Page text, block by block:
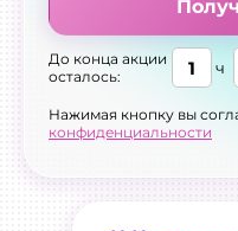
До конца акции
осталось:
1 ч
Нажимая кнопку вы
конфиденциальности